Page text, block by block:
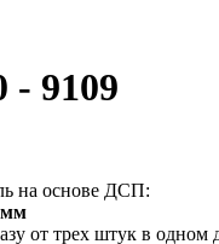
- 9109
на основе ДСП:
мм
от трех штук в одном